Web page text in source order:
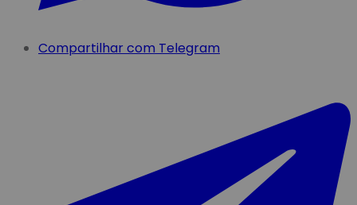
Compartilhar com Telegram